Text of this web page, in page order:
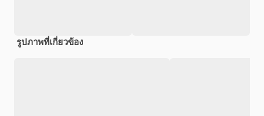
รูปภาพที่เกี่ยวข้อง